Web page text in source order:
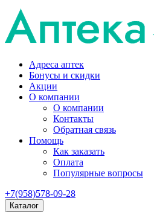
Адреса аптек
Бонусы и скидки
Акции
О компании
О компании
Контакты
Обратная связь
Помощь
Как заказать
Оплата
Популярные вопросы
+7(958)578-09-28
Каталог